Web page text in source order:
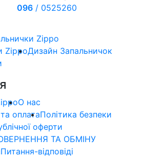
096 / 0525260
Zippo
ZippoДизайн Запальничок
О нас
оплатаПолітика безпеки
оферти
ТА ОБМІНУ
Питання-відповіді